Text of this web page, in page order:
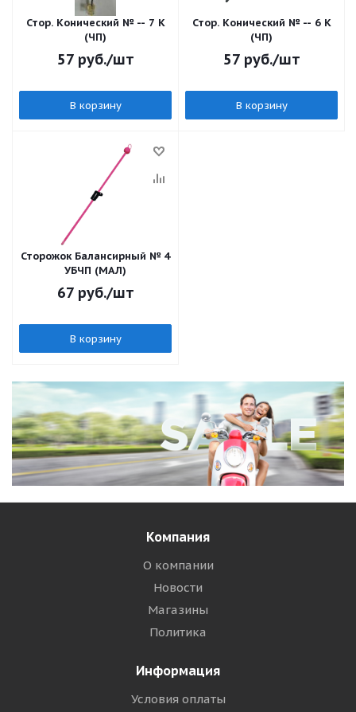
Стор. Конический № -- 7 К
(ЧП)
57руб./шт
В корзину
Стор. Конический № -- 6 К
(ЧП)
57руб./шт
В корзину
Сторожок Балансирный № 4
УБЧП (МАЛ)
67руб./шт
В корзину
Компания
О компании
Новости
Магазины
Политика
Информация
Условия оплаты